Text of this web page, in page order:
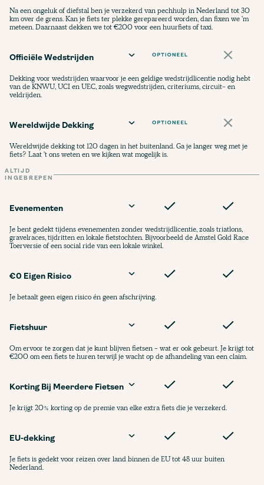
Na een ongeluk of diefstal ben je verzekerd van pechhulp in Nederland tot 30
km over de grens. Kan je fiets ter plekke gerepareerd worden, dan fixen we 'm
meteen. Daarnaast dekken we tot €200 voor een huurfiets of taxi.
Officiële Wedstrijden
Dekking voor wedstrijden waarvoor je een geldige wedstrijdlicentie nodig hebt
van de KNWU, UCI en UEC, zoals wegwedstrijden, criteriums, circuit- en
veldrijden.
Wereldwijde Dekking
Wereldwijde dekking tot 120 dagen in het buitenland. Ga je langer weg met je
fiets? Laat 't ons weten en we kijken wat mogelijk is.
ALTIJD
INGEBREPEN
Evenementen
Je bent gedekt tijdens evenementen zonder wedstrijdlicentie, zoals triatlons,
gravelraces, tijdritten en lokale fietstochten. Bijvoorbeeld de Amstel Gold Race
Toerversie of een social ride van een lokale winkel.
€0 Eigen Risico
Je betaalt geen eigen risico én geen afschrijving.
Fietshuur
Om ervoor te zorgen dat je kunt blijven fietsen - wat er ook gebeurt. Je krijgt tot
€200 om een fiets te huren terwijl je wacht op de afhandeling van een claim.
Korting Bij Meerdere Fietsen
Je krijgt 20% korting op de premie van elke extra fiets die je verzekerd.
EU-dekking
Je fiets is gedekt voor reizen over land binnen de EU tot 48 uur buiten
Nederland.